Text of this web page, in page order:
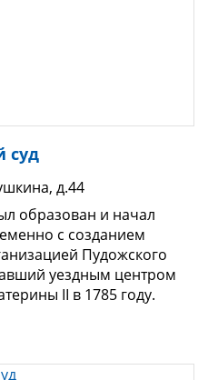
суд
д.44
образован и начал
с созданием
Пудожского
уездным центром
II в 1785 году.